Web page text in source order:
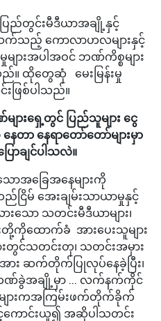
ြည်တွင်းမီဒီယာအချို့နှင့်
သည့် ကောလာဟလများနှင့်
ားအပါအဝင် ဘဏ်ကိစ္စများ
။ ထိုတွေဆုံ မေးမြန်းမှု
ဖြစ်ပါသည်။
ားရှေ့တွင် ပြည်သူများ ငွေ
ာ နေရာတော်တော်များမှာ
ာချင်ပါသလဲ။
ာအခြေအနေများကို
ြိမ် အေးချမ်းသာယာမှုနှင့်
သော သတင်းမီဒီယာများ၊
တို့ကိုထောက်ခံ အားပေးသူများ
တွင်သတင်းတု၊ သတင်းအမှား
အား ဆက်တိုက်ပြုလုပ်နေခဲ့ပြီး၊
ဏ်ခွဲအချို့မှာ ... လက်နက်ကိုင်
များကအကြမ်းဖက်တိုက်ခိုက်
ောင်းယူ၍ အဆိုပါသတင်း